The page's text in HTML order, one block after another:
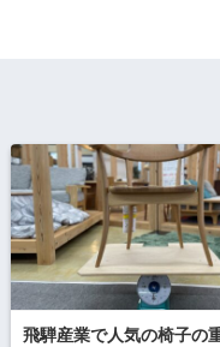
飛騨産業で人気の椅子の